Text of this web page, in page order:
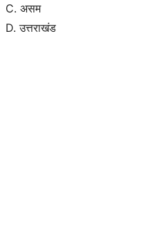
C. असम
D. उत्तराखंड